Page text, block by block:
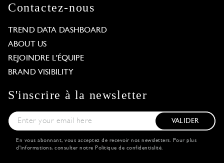
Contactez-nous
TREND DATA DASHBOARD
ABOUT US
REJOINDRE L'ÉQUIPE
BRAND VISIBILITY
S'inscrire à la newsletter
VALIDER
En vous abonnant, vous acceptez de recevoir nos newsletters. Pour plus
d'informations, consulter notre Politique de confidentialité.